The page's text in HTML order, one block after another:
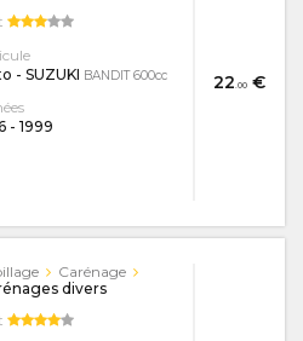
22.00 €
- SUZUKI BANDIT 600cc
- 1999
Carénage
divers